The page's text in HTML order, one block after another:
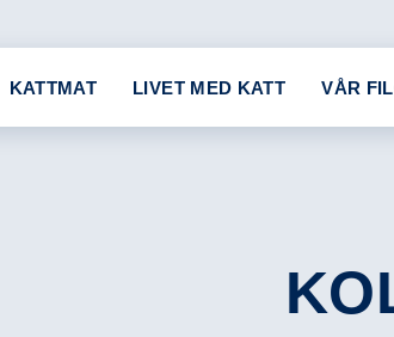
KATTMAT LIVET MED KATT VÅR